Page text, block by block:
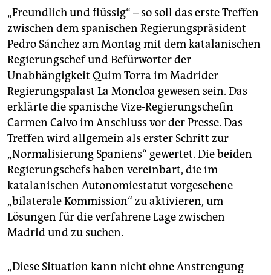
unterstützen
abo
genossenschaft
epaper login
„Freundlich und flüssig“ – so soll das erste Treffen
zwischen dem spanischen Regierungspräsident
Pedro Sánchez am Montag mit dem katalanischen
Regierungschef und Befürworter der
Unabhängigkeit Quim Torra im Madrider
Regierungspalast La Moncloa gewesen sein. Das
erklärte die spanische Vize-Regierungschefin
Carmen Calvo im Anschluss vor der Presse. Das
Treffen wird allgemein als erster Schritt zur
„Normalisierung Spaniens“ gewertet. Die beiden
Regierungschefs haben vereinbart, die im
katalanischen Autonomiestatut vorgesehene
„bilaterale Kommission“ zu aktivieren, um
Lösungen für die verfahrene Lage zwischen
Madrid und zu suchen.
„Diese Situation kann nicht ohne Anstrengung